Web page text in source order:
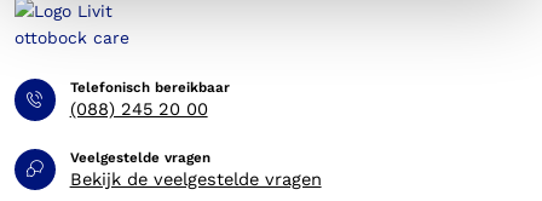
Telefonisch bereikbaar
(088) 245 20 00
Veelgestelde vragen
Bekijk de veelgestelde vragen